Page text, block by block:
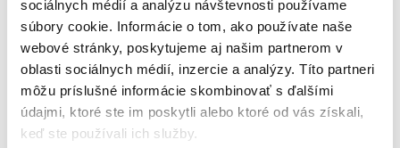
sociálnych médií a analýzu návštevnosti používame
súbory cookie. Informácie o tom, ako používate naše
webové stránky, poskytujeme aj našim partnerom v
oblasti sociálnych médií, inzercie a analýzy. Títo partneri
môžu príslušné informácie skombinovať s ďalšími
údajmi, ktoré ste im poskytli alebo ktoré od vás získali,
keď ste používali ich služby.
Vyberte si svoju novú garáž